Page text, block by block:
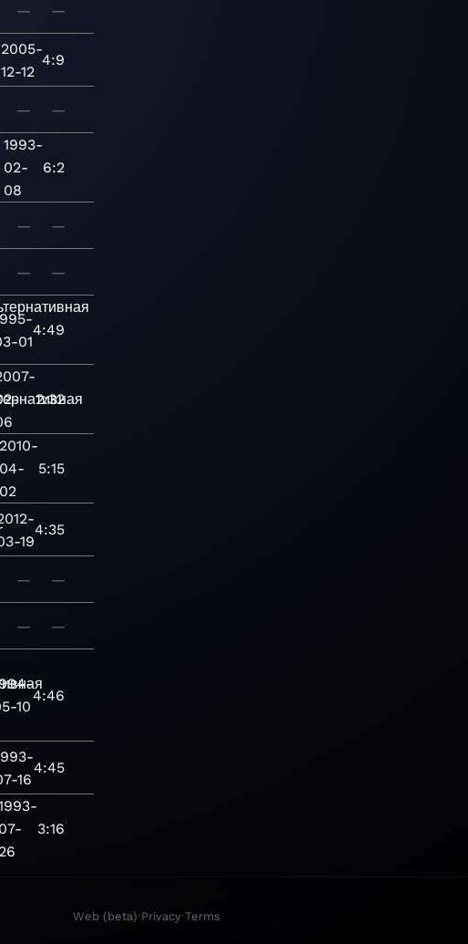
— —
2005-
12-12
4:9
— —
1993-
02-
08
6:2
— —
— —
01
4:49
2:32
2010-
04-
02
5:15
19
4:35
— —
— —
10
4:46
16
4:45
07-
26
3:16
Web (beta)·Privacy·Terms